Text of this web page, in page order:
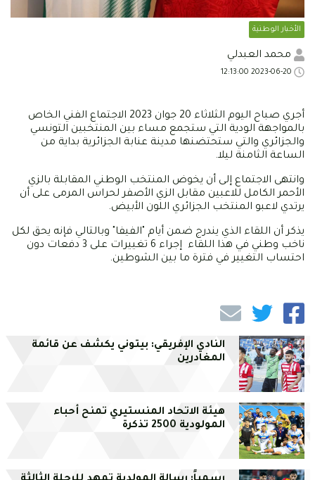
الأخبار الوطنية
محمد العبدلي
أجري صباح اليوم الثلاثاء 20 جوان 2023 الاجتماع الفني الخاص
بالمواجهة الودية التي ستجمع مساء بين المنتخبين التونسي
والجزائري والتي ستحتضنها مدينة عنابة الجزائرية بداية من
الساعة الثامنة ليلا.
وانتهى الاجتماع إلى أن يخوض المنتخب الوطني المقابلة بالزي
الأحمر الكامل للاعبين مقابل الزي الأصفر لحراس المرمى على أن
يرتدي لاعبو المنتخب الجزائري اللون الأبيض.
يذكر أن اللقاء الذي يندرج ضمن أيام "الفيفا" وبالتالي فإنه يحق لكل
ناخب وطني في هذا اللقاء إجراء 6 تغييرات على 3 دفعات دون
احتساب التغيير في فترة ما بين الشوطين.
النادي الإفريقي: بيتوني يكشف عن قائمة
المغادرين
هيئة الاتحاد المنستيري تمنح أحباء
المولودية 2500 تذكرة